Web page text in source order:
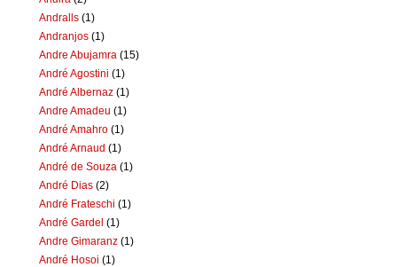
Andralls (1)
Andranjos (1)
Andre Abujamra (15)
André Agostini (1)
André Albernaz (1)
Andre Amadeu (1)
André Amahro (1)
André Arnaud (1)
André de Souza (1)
André Dias (2)
André Frateschi (1)
André Gardel (1)
Andre Gimaranz (1)
André Hosoi (1)